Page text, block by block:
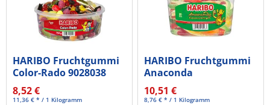
HARIBO Fruchtgummi
Color-Rado 9028038
750g
8,52 €
11,36 € * / 1 Kilogramm
HARIBO Fruchtgummi
Anaconda
Riesenschlangen...
10,51 €
8,76 € * / 1 Kilogramm